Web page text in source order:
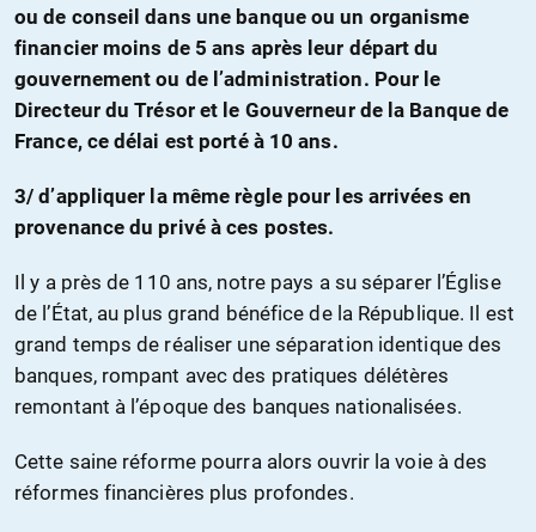
ou de conseil dans une banque ou un organisme
financier moins de 5 ans après leur départ du
gouvernement ou de l’administration. Pour le
Directeur du Trésor et le Gouverneur de la Banque de
France, ce délai est porté à 10 ans.
3/ d’appliquer la même règle pour les arrivées en
provenance du privé à ces postes.
Il y a près de 110 ans, notre pays a su séparer l’Église
de l’État, au plus grand bénéfice de la République. Il est
grand temps de réaliser une séparation identique des
banques, rompant avec des pratiques délétères
remontant à l’époque des banques nationalisées.
Cette saine réforme pourra alors ouvrir la voie à des
réformes financières plus profondes.